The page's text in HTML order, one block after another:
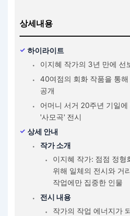
상세내용
하이라이트
이지혜 작가의 3년 만에 선
40여점의 회화 작품을 통
공개
어머니 서거 20주년 기일
'사모곡' 전시
상세 안내
작가 소개
이지혜 작가: 점점 정형
위해 일체의 전시와 거
작업에만 집중한 인물
전시 내용
작가의 작업 에너지가